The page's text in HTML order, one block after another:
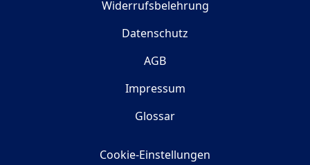
Widerrufsbelehrung
Datenschutz
AGB
Impressum
Glossar
Cookie-Einstellungen